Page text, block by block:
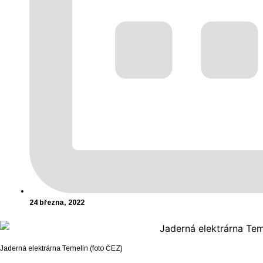
24 března, 2022
Jaderná elektrárna Temelín (foto ČEZ)